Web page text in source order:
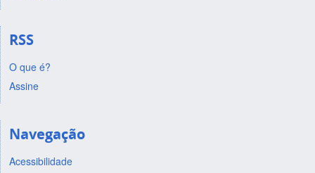
RSS
O que é?
Assine
Navegação
Acessibilidade